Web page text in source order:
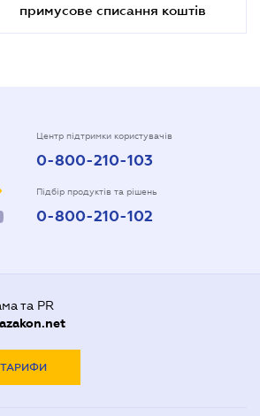
примусове списання коштів
Центр підтримки користувачів
0-800-210-103
Підбір продуктів та рішень
0-800-210-102
та PR
ТАРИФИ